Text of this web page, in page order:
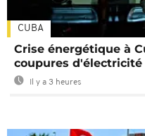
CUBA
Crise énergétique à
coupures d'électricité
Il y a 3 heures